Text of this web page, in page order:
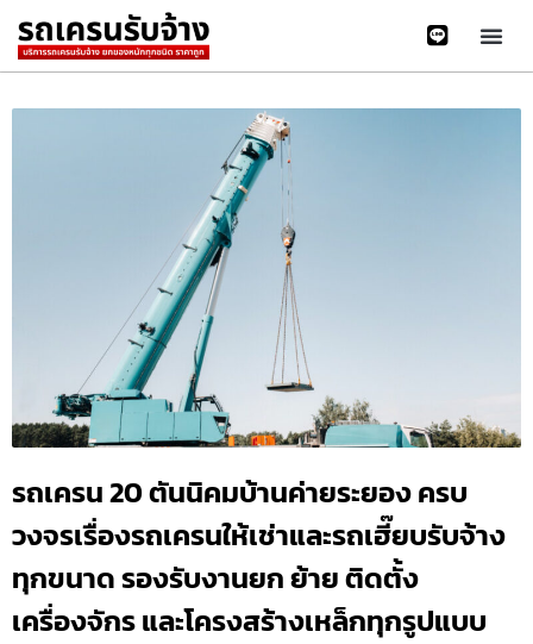
รถเครน 20 ตันนิคมบ้านค่ายระยอง ครบ
วงจรเรื่องรถเครนให้เช่าและรถเฮี๊ยบรับจ้าง
ทุกขนาด รองรับงานยก ย้าย ติดตั้ง
เครื่องจักร และโครงสร้างเหล็กทุกรูปแบบ